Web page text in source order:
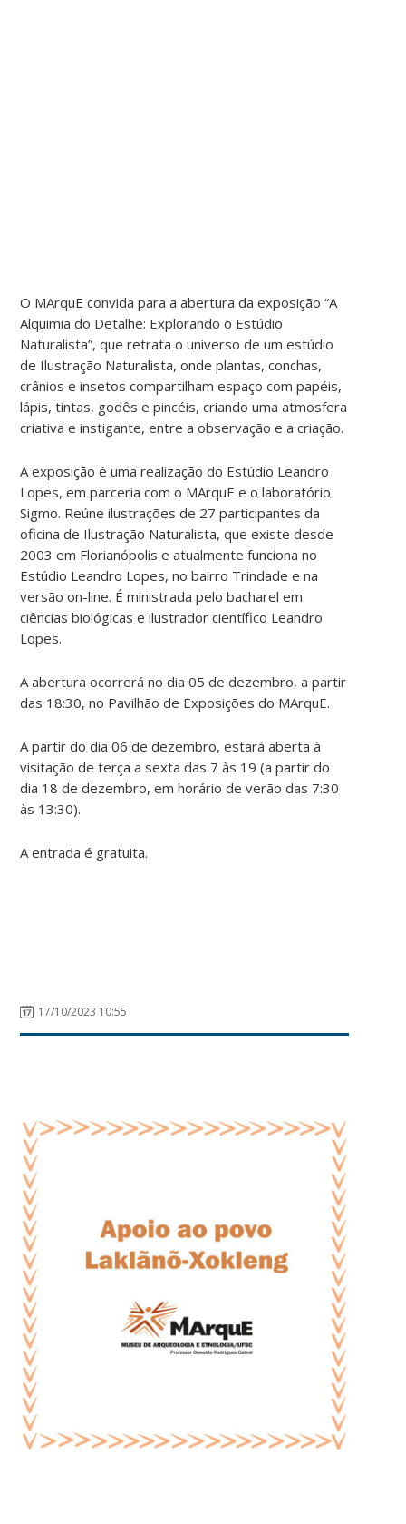
O MArquE convida para a abertura da exposição “A
Alquimia do Detalhe: Explorando o Estúdio
Naturalista”, que retrata o universo de um estúdio
de Ilustração Naturalista, onde plantas, conchas,
crânios e insetos compartilham espaço com papéis,
lápis, tintas, godês e pincéis, criando uma atmosfera
criativa e instigante, entre a observação e a criação.
A exposição é uma realização do Estúdio Leandro
Lopes, em parceria com o MArquE e o laboratório
Sigmo. Reúne ilustrações de 27 participantes da
oficina de Ilustração Naturalista, que existe desde
2003 em Florianópolis e atualmente funciona no
Estúdio Leandro Lopes, no bairro Trindade e na
versão on-line. É ministrada pelo bacharel em
ciências biológicas e ilustrador científico Leandro
Lopes.
A abertura ocorrerá no dia 05 de dezembro, a partir
das 18:30, no Pavilhão de Exposições do MArquE.
A partir do dia 06 de dezembro, estará aberta à
visitação de terça a sexta das 7 às 19 (a partir do
dia 18 de dezembro, em horário de verão das 7:30
às 13:30).
A entrada é gratuita.
17/10/2023 10:55